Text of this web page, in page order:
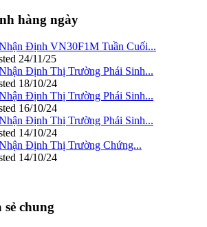
hàng ngày
Định VN30F1M Tuần Cuối...
24/11/25
Định Thị Trường Phái Sinh...
18/10/24
Định Thị Trường Phái Sinh...
16/10/24
Định Thị Trường Phái Sinh...
14/10/24
Định Thị Trường Chứng...
14/10/24
chung